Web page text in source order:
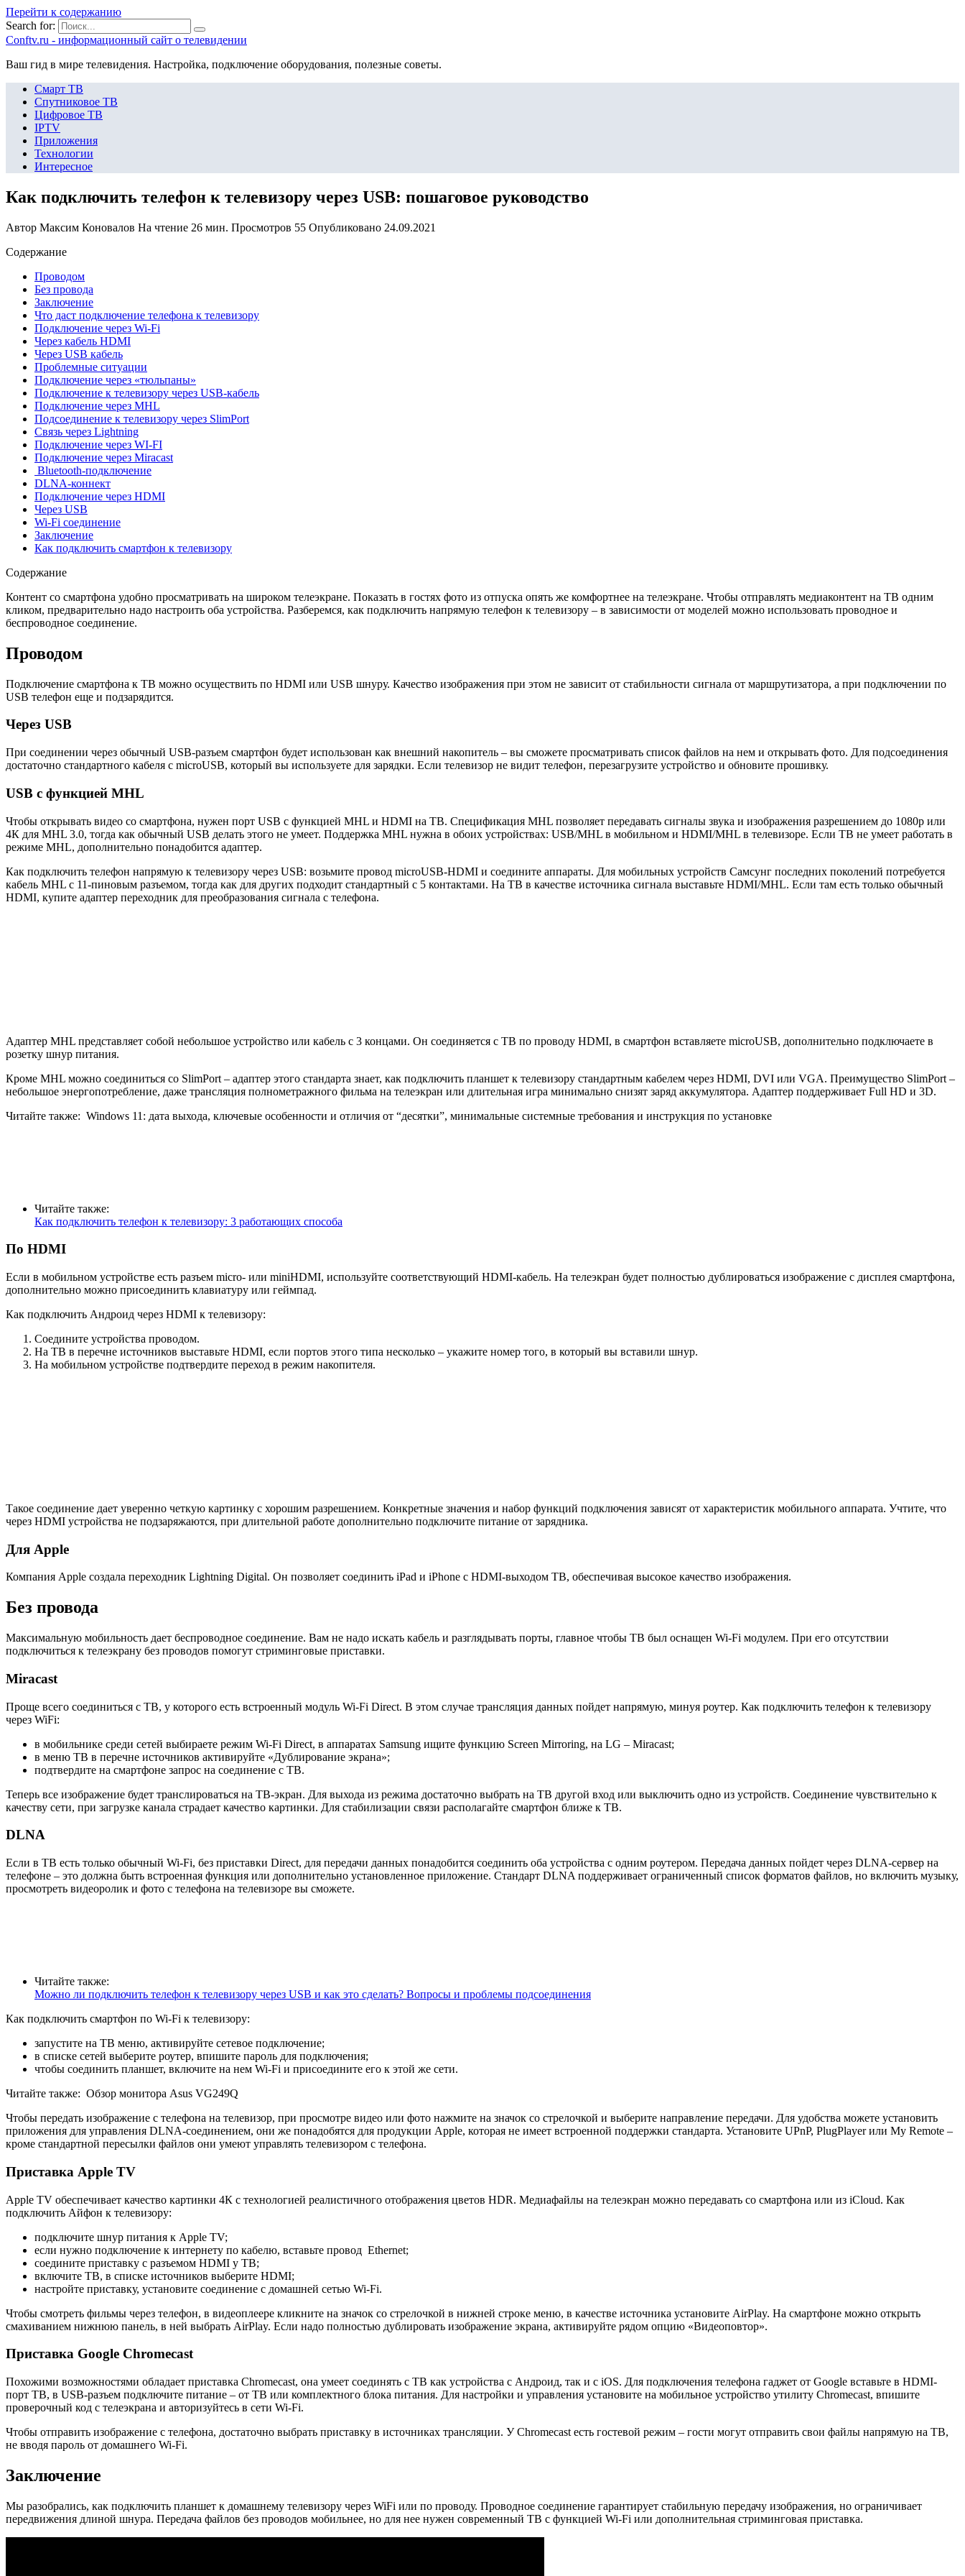
Перейти к содержанию
Search for:
Сonftv.ru - информационный сайт о телевидении
Ваш гид в мире телевидения. Настройка, подключение оборудования, полезные советы.
Смарт ТВ
Спутниковое ТВ
Цифровое ТВ
IPTV
Приложения
Технологии
Интересное
Как подключить телефон к телевизору через USB: пошаговое руководство
Автор Максим Коновалов На чтение 26 мин. Просмотров 55 Опубликовано 24.09.2021
Содержание
Проводом
Без провода
Заключение
Что даст подключение телефона к телевизору
Подключение через Wi-Fi
Через кабель HDMI
Через USB кабель
Проблемные ситуации
Подключение через «тюльпаны»
Подключение к телевизору через USB-кабель
Подключение через MHL
Подсоединение к телевизору через SlimPort
Связь через Lightning
Подключение через WI-FI
Подключение через Miracast
Bluetooth-подключение
DLNA-коннект
Подключение через HDMI
Через USB
Wi-Fi соединение
Заключение
Как подключить смартфон к телевизору
Содержание
Контент со смартфона удобно просматривать на широком телеэкране. Показать в гостях фото из отпуска опять же комфортнее на телеэкране. Чтобы отправлять медиаконтент на ТВ одним
кликом, предварительно надо настроить оба устройства. Разберемся, как подключить напрямую телефон к телевизору – в зависимости от моделей можно использовать проводное и
беспроводное соединение.
Проводом
Подключение смартфона к ТВ можно осуществить по HDMI или USB шнуру. Качество изображения при этом не зависит от стабильности сигнала от маршрутизатора, а при подключении по
USB телефон еще и подзарядится.
Через USB
При соединении через обычный USB-разъем смартфон будет использован как внешний накопитель – вы сможете просматривать список файлов на нем и открывать фото. Для подсоединения
достаточно стандартного кабеля с microUSB, который вы используете для зарядки. Если телевизор не видит телефон, перезагрузите устройство и обновите прошивку.
USB с функцией MHL
Чтобы открывать видео со смартфона, нужен порт USB с функцией MHL и HDMI на ТВ. Спецификация MHL позволяет передавать сигналы звука и изображения разрешением до 1080р или
4К для MHL 3.0, тогда как обычный USB делать этого не умеет. Поддержка MHL нужна в обоих устройствах: USB/MHL в мобильном и HDMI/MHL в телевизоре. Если ТВ не умеет работать в
режиме MHL, дополнительно понадобится адаптер.
Как подключить телефон напрямую к телевизору через USB: возьмите провод microUSB-HDMI и соедините аппараты. Для мобильных устройств Самсунг последних поколений потребуется
кабель MHL с 11-пиновым разъемом, тогда как для других подходит стандартный с 5 контактами. На ТВ в качестве источника сигнала выставьте HDMI/MHL. Если там есть только обычный
HDMI, купите адаптер переходник для преобразования сигнала с телефона.
Адаптер MHL представляет собой небольшое устройство или кабель с 3 концами. Он соединяется с ТВ по проводу HDMI, в смартфон вставляете microUSB, дополнительно подключаете в
розетку шнур питания.
Кроме MHL можно соединиться со SlimPort – адаптер этого стандарта знает, как подключить планшет к телевизору стандартным кабелем через HDMI, DVI или VGA. Преимущество SlimPort –
небольшое энергопотребление, даже трансляция полнометражного фильма на телеэкран или длительная игра минимально снизят заряд аккумулятора. Адаптер поддерживает Full HD и 3D.
Читайте также: Windows 11: дата выхода, ключевые особенности и отличия от “десятки”, минимальные системные требования и инструкция по установке
Читайте также:
Как подключить телефон к телевизору: 3 работающих способа
По HDMI
Если в мобильном устройстве есть разъем micro- или miniHDMI, используйте соответствующий HDMI-кабель. На телеэкран будет полностью дублироваться изображение с дисплея смартфона,
дополнительно можно присоединить клавиатуру или геймпад.
Как подключить Андроид через HDMI к телевизору:
Соедините устройства проводом.
На ТВ в перечне источников выставьте HDMI, если портов этого типа несколько – укажите номер того, в который вы вставили шнур.
На мобильном устройстве подтвердите переход в режим накопителя.
Такое соединение дает уверенно четкую картинку с хорошим разрешением. Конкретные значения и набор функций подключения зависят от характеристик мобильного аппарата. Учтите, что
через HDMI устройства не подзаряжаются, при длительной работе дополнительно подключите питание от зарядника.
Для Apple
Компания Apple создала переходник Lightning Digital. Он позволяет соединить iPad и iPhone с HDMI-выходом ТВ, обеспечивая высокое качество изображения.
Без провода
Максимальную мобильность дает беспроводное соединение. Вам не надо искать кабель и разглядывать порты, главное чтобы ТВ был оснащен Wi-Fi модулем. При его отсутствии
подключиться к телеэкрану без проводов помогут стриминговые приставки.
Miracast
Проще всего соединиться с ТВ, у которого есть встроенный модуль Wi-Fi Direct. В этом случае трансляция данных пойдет напрямую, минуя роутер. Как подключить телефон к телевизору
через WiFi:
в мобильнике среди сетей выбираете режим Wi-Fi Direct, в аппаратах Samsung ищите функцию Screen Mirroring, на LG – Miracast;
в меню ТВ в перечне источников активируйте «Дублирование экрана»;
подтвердите на смартфоне запрос на соединение с ТВ.
Теперь все изображение будет транслироваться на ТВ-экран. Для выхода из режима достаточно выбрать на ТВ другой вход или выключить одно из устройств. Соединение чувствительно к
качеству сети, при загрузке канала страдает качество картинки. Для стабилизации связи располагайте смартфон ближе к ТВ.
DLNA
Если в ТВ есть только обычный Wi-Fi, без приставки Direct, для передачи данных понадобится соединить оба устройства с одним роутером. Передача данных пойдет через DLNA-сервер на
телефоне – это должна быть встроенная функция или дополнительно установленное приложение. Стандарт DLNA поддерживает ограниченный список форматов файлов, но включить музыку,
просмотреть видеоролик и фото с телефона на телевизоре вы сможете.
Читайте также:
Можно ли подключить телефон к телевизору через USB и как это сделать? Вопросы и проблемы подсоединения
Как подключить смартфон по Wi-Fi к телевизору:
запустите на ТВ меню, активируйте сетевое подключение;
в списке сетей выберите роутер, впишите пароль для подключения;
чтобы соединить планшет, включите на нем Wi-Fi и присоедините его к этой же сети.
Читайте также: Обзор монитора Asus VG249Q
Чтобы передать изображение с телефона на телевизор, при просмотре видео или фото нажмите на значок со стрелочкой и выберите направление передачи. Для удобства можете установить
приложения для управления DLNA-соединением, они же понадобятся для продукции Apple, которая не имеет встроенной поддержки стандарта. Установите UPnP, PlugPlayer или My Remote –
кроме стандартной пересылки файлов они умеют управлять телевизором с телефона.
Приставка Apple TV
Apple TV обеспечивает качество картинки 4К с технологией реалистичного отображения цветов HDR. Медиафайлы на телеэкран можно передавать со смартфона или из iCloud. Как
подключить Айфон к телевизору:
подключите шнур питания к Apple TV;
если нужно подключение к интернету по кабелю, вставьте провод Ethernet;
соедините приставку с разъемом HDMI у ТВ;
включите ТВ, в списке источников выберите HDMI;
настройте приставку, установите соединение с домашней сетью Wi-Fi.
Чтобы смотреть фильмы через телефон, в видеоплеере кликните на значок со стрелочкой в нижней строке меню, в качестве источника установите AirPlay. На смартфоне можно открыть
смахиванием нижнюю панель, в ней выбрать AirPlay. Если надо полностью дублировать изображение экрана, активируйте рядом опцию «Видеоповтор».
Приставка Google Chromecast
Похожими возможностями обладает приставка Chromecast, она умеет соединять с ТВ как устройства с Андроид, так и с iOS. Для подключения телефона гаджет от Google вставьте в HDMI-
порт ТВ, в USB-разъем подключите питание – от ТВ или комплектного блока питания. Для настройки и управления установите на мобильное устройство утилиту Chromecast, впишите
проверочный код с телеэкрана и авторизуйтесь в сети Wi-Fi.
Чтобы отправить изображение с телефона, достаточно выбрать приставку в источниках трансляции. У Chromecast есть гостевой режим – гости могут отправить свои файлы напрямую на ТВ,
не вводя пароль от домашнего Wi-Fi.
Заключение
Мы разобрались, как подключить планшет к домашнему телевизору через WiFi или по проводу. Проводное соединение гарантирует стабильную передачу изображения, но ограничивает
передвижения длиной шнура. Передача файлов без проводов мобильнее, но для нее нужен современный ТВ с функцией Wi-Fi или дополнительная стриминговая приставка.